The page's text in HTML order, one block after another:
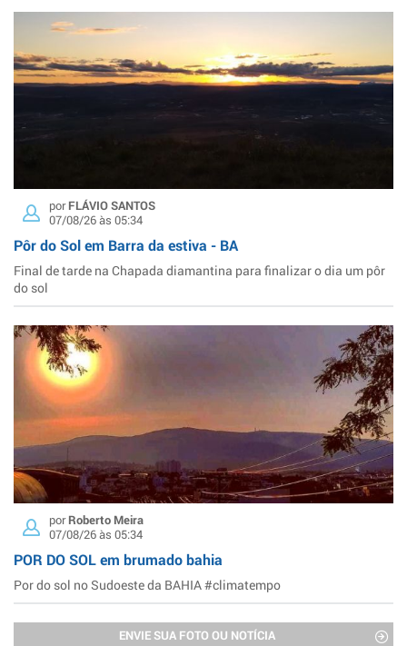
porFLÁVIO SANTOS
07/08/26 às 05:34
Pôr do Sol em Barra da estiva - BA
Final de tarde na Chapada diamantina para finalizar o dia um pôr
do sol
porRoberto Meira
07/08/26 às 05:34
POR DO SOL em brumado bahia
Por do sol no Sudoeste da BAHIA #climatempo
ENVIE SUA FOTO OU NOTÍCIA